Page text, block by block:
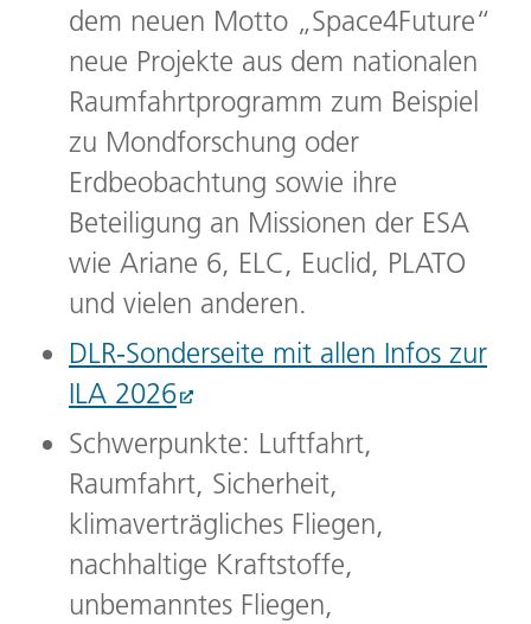
dem neuen Motto „Space4Future“
neue Projekte aus dem nationalen
Raumfahrtprogramm zum Beispiel
zu Mondforschung oder
Erdbeobachtung sowie ihre
Beteiligung an Missionen der ESA
wie Ariane 6, ELC, Euclid, PLATO
und vielen anderen.
DLR-Sonderseite mit allen Infos zur
ILA 2026
Schwerpunkte: Luftfahrt,
Raumfahrt, Sicherheit,
klimaverträgliches Fliegen,
nachhaltige Kraftstoffe,
unbemanntes Fliegen,